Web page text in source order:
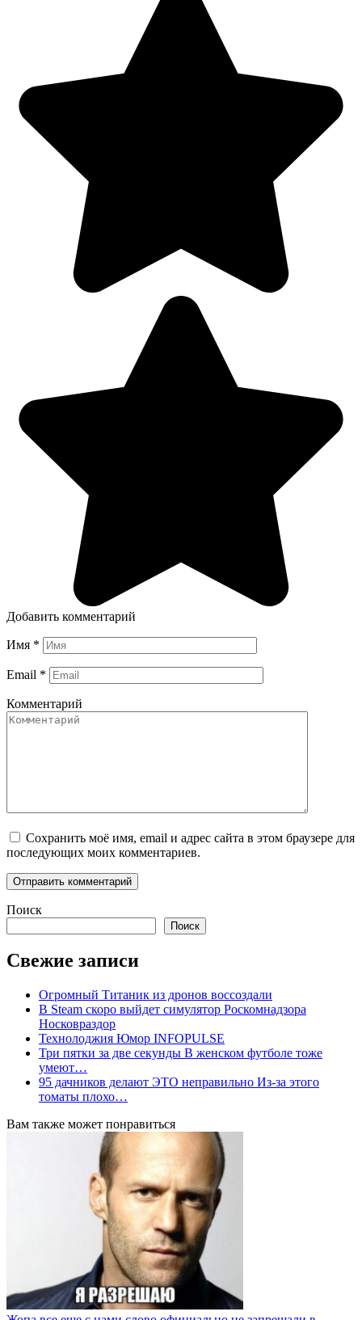
Добавить комментарий
Имя *
Email *
Комментарий
Сохранить моё имя, email и адрес сайта в этом браузере для
последующих моих комментариев.
Поиск
Поиск
Свежие записи
Огромный Титаник из дронов воссоздали
В Steam скоро выйдет симулятор Роскомнадзора
Носковраздор
Технолоджия Юмор INFOPULSE
Три пятки за две секунды В женском футболе тоже
умеют…
95 дачников делают ЭТО неправильно Из-за этого
томаты плохо…
Вам также может понравиться